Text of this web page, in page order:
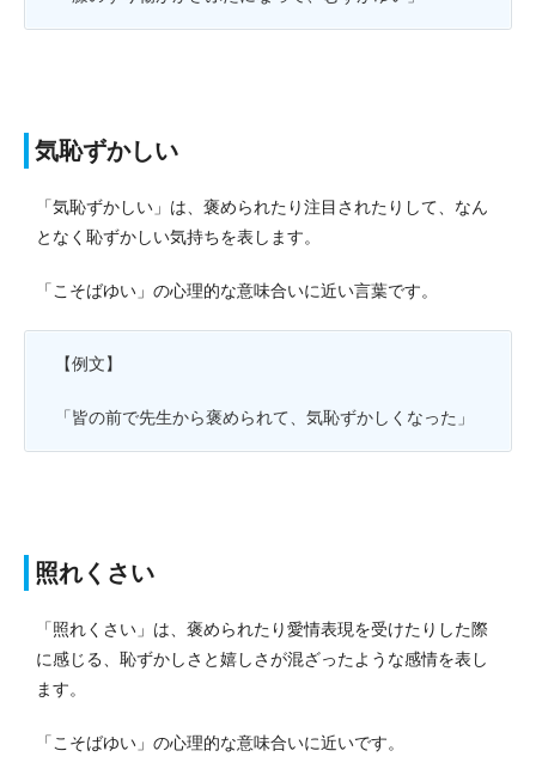
気恥ずかしい
「気恥ずかしい」は、褒められたり注目されたりして、なん
となく恥ずかしい気持ちを表します。
「こそばゆい」の心理的な意味合いに近い言葉です。
【例文】
「皆の前で先生から褒められて、気恥ずかしくなった」
照れくさい
「照れくさい」は、褒められたり愛情表現を受けたりした際
に感じる、恥ずかしさと嬉しさが混ざったような感情を表し
ます。
「こそばゆい」の心理的な意味合いに近いです。